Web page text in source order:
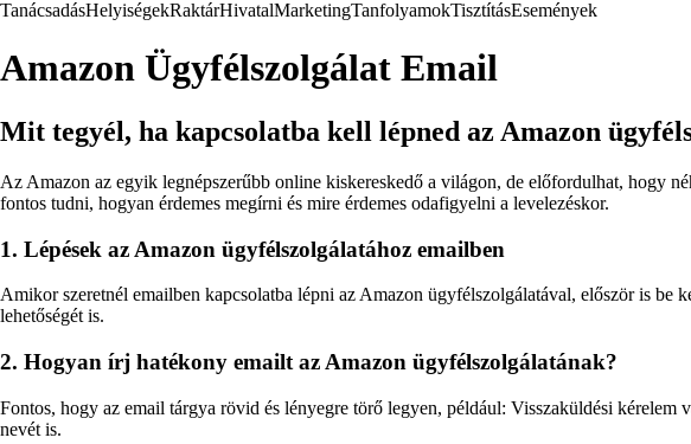
TanácsadásHelyiségekRaktárHivatalMarketingTanfolyamokTisztításEsemények
Amazon Ügyfélszolgálat Email
Mit tegyél, ha kapcsolatba kell lépned az Amazon
Az Amazon az egyik legnépszerűbb online kiskereskedő a világon, de előfordulhat, hogy
fontos tudni, hogyan érdemes megírni és mire érdemes odafigyelni a levelezéskor.
1. Lépések az Amazon ügyfélszolgálatához emailben
Amikor szeretnél emailben kapcsolatba lépni az Amazon ügyfélszolgálatával, először is
lehetőségét is.
2. Hogyan írj hatékony emailt az Amazon ügyfélszolgálatának?
Fontos, hogy az email tárgya rövid és lényegre törő legyen, például: Visszaküldési
nevét is.